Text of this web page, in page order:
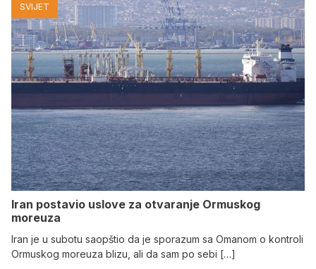
SVIJET
Iran postavio uslove za otvaranje Ormuskog
moreuza
Iran je u subotu saopštio da je sporazum sa Omanom o kontroli
Ormuskog moreuza blizu, ali da sam po sebi […]